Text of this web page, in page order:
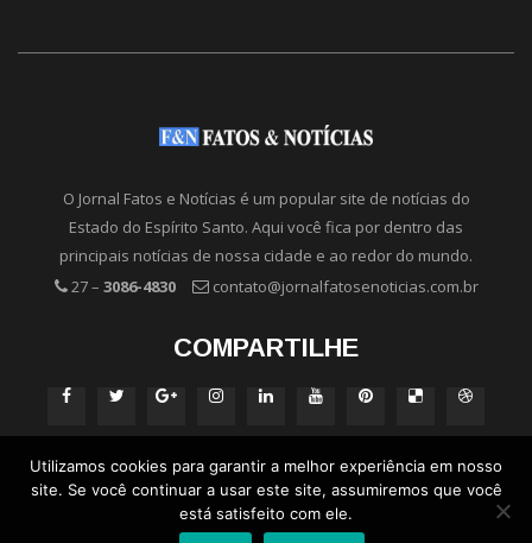
O Jornal Fatos e Notícias é um popular site de notícias do
Estado do Espírito Santo. Aqui você fica por dentro das
principais notícias de nossa cidade e ao redor do mundo.
27 – 3086-4830 contato@jornalfatosenoticias.com.br
COMPARTILHE
Utilizamos cookies para garantir a melhor experiência em nosso
site. Se você continuar a usar este site, assumiremos que você
está satisfeito com ele.